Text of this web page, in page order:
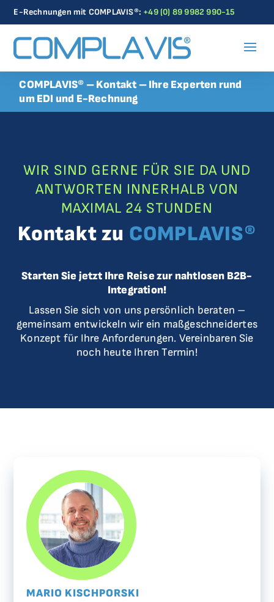
E-Rechnungen mit COMPLAVIS®: +49 (0) 89 9982 990-15
COMPLAVIS®–Kontakt– Ihre Experten rund
um EDI und E-Rechnung
WIR SIND GERNE FÜR SIE DA UND
ANTWORTEN INNERHALB VON
MAXIMAL 24 STUNDEN
Kontakt zu COMPLAVIS®
Starten Sie jetzt Ihre Reise zur nahtlosen B2B-
Integration!
Lassen Sie sich von uns persönlich beraten –
gemeinsam entwickeln wir ein maßgeschneidertes
Konzept für Ihre Anforderungen. Vereinbaren Sie
noch heute Ihren Termin!
MARIO KISCHPORSKI